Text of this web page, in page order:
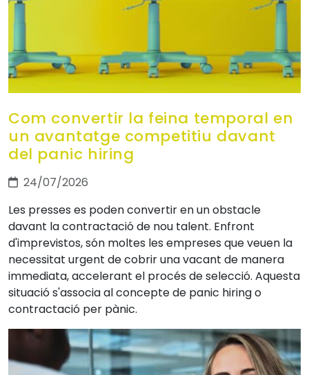
Com convertir la feina temporal en
un avantatge competitiu davant
del panic hiring
24/07/2026
Les presses es poden convertir en un obstacle
davant la contractació de nou talent. Enfront
d'imprevistos, són moltes les empreses que veuen la
necessitat urgent de cobrir una vacant de manera
immediata, accelerant el procés de selecció. Aquesta
situació s'associa al concepte de panic hiring o
contractació per pànic.